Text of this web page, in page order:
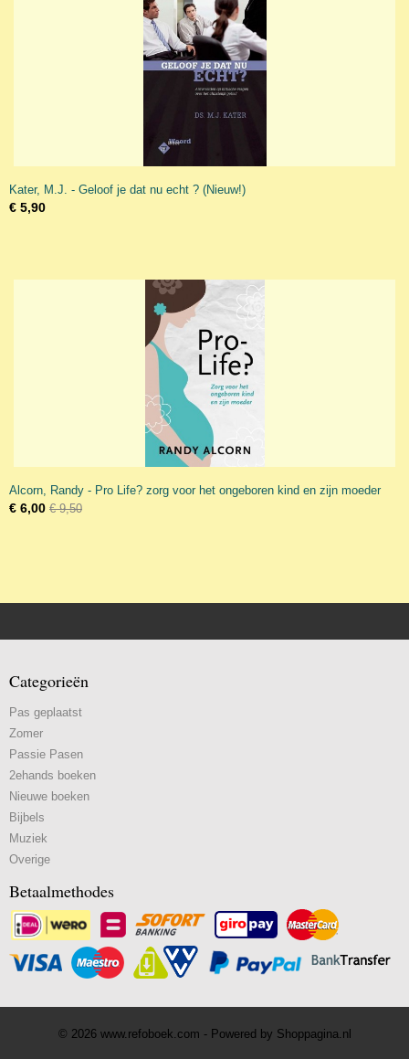
Kater, M.J. - Geloof je dat nu echt ? (Nieuw!)
€ 5,90
Alcorn, Randy - Pro Life? zorg voor het ongeboren kind en zijn moeder
€ 6,00 € 9,50
Categorieën
Pas geplaatst
Zomer
Passie Pasen
2ehands boeken
Nieuwe boeken
Bijbels
Muziek
Overige
Betaalmethodes
© 2026 www.refoboek.com - Powered by Shoppagina.nl